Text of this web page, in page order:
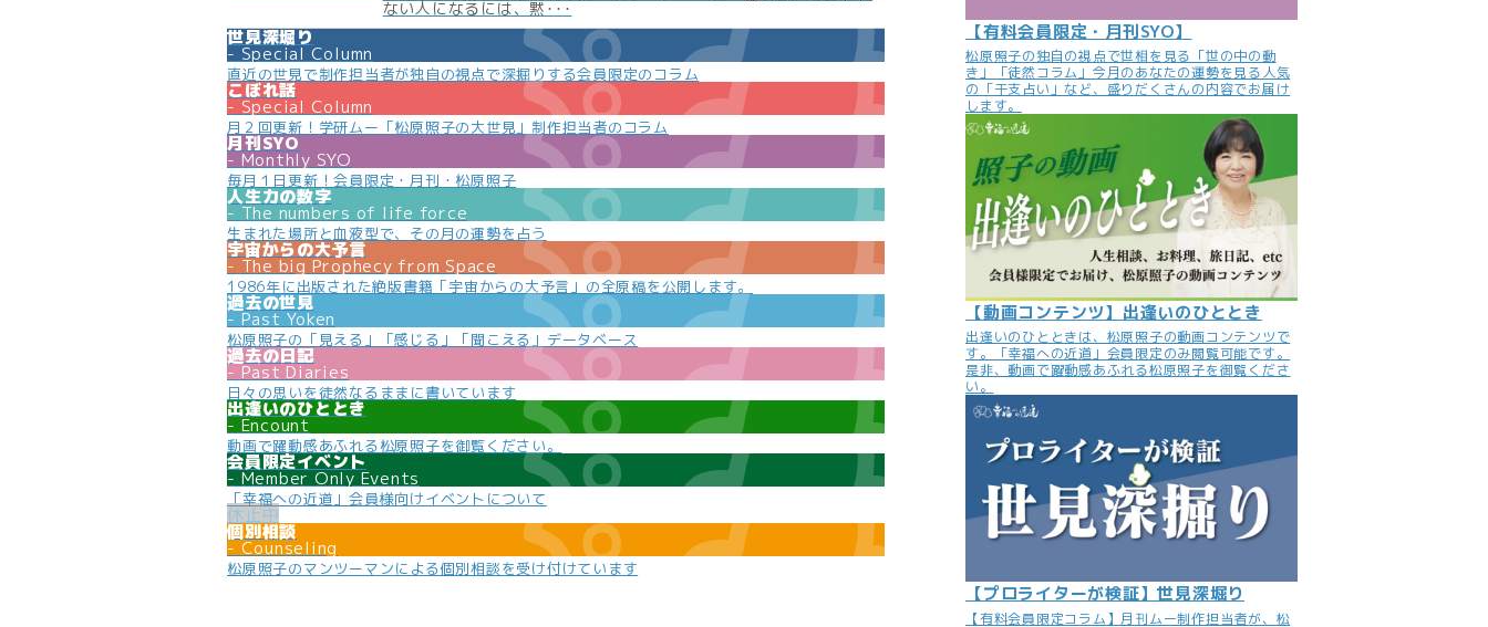
ない人になるには、黙･･･
世見深堀り
Special Column
直近の世見で制作担当者が独自の視点で深掘りする会員限定のコラム
こぼれ話
Special Column
月２回更新！学研ムー「松原照子の大世見」制作担当者のコラム
月刊SYO
Monthly SYO
毎月１日更新！会員限定・月刊・松原照子
人生力の数字
The numbers of life force
生まれた場所と血液型で、その月の運勢を占う
宇宙からの大予言
The big Prophecy from Space
1986年に出版された絶版書籍「宇宙からの大予言」の全原稿を公開します。
過去の世見
Past Yoken
松原照子の「見える」「感じる」「聞こえる」データベース
過去の日記
Past Diaries
日々の思いを徒然なるままに書いています
出逢いのひととき
Encount
動画で躍動感あふれる松原照子を御覧ください。
会員限定イベント
Member Only Events
「幸福への近道」会員様向けイベントについて
個別相談
Counseling
松原照子のマンツーマンによる個別相談を受け付けています
【有料会員限定・月刊SYO】
松原照子の独自の視点で世相を見る「世の中の動
き」「徒然コラム」今月のあなたの運勢を見る人気
の「干支占い」など、盛りだくさんの内容でお届け
します。
【動画コンテンツ】出逢いのひととき
出逢いのひとときは、松原照子の動画コンテンツで
す。「幸福への近道」会員限定のみ閲覧可能です。
是非、動画で躍動感あふれる松原照子を御覧くださ
い。
【プロライターが検証】世見深堀り
【有料会員限定コラム】月刊ムー制作担当者が、松